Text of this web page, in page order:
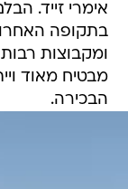
אימרי זייד.
בתקופה
ומקבוצות
מבטיח מאוד
הבכירה.